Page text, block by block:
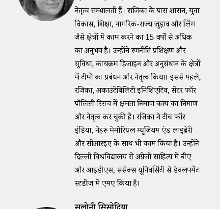
नेतृत्व सम्भालती हैं। राजिका के पास शासन, युवा
विकास, शिक्षा, नागरिक-राज्य जुड़ाव और लिंग
जैसे क्षेत्रों में काम करने का 15 वर्षों से अधिक
का अनुभव है। उन्होंने रणनीति प्रशिक्षण और
सुविधा, कार्यक्रम डिजाइन और अनुसंधान के क्षेत्रों
में टीमों का प्रबंधन और नेतृत्व किया। इससे पहले,
रजिका, अकाउंटेबिलिटी इनिशिएटिव, सेंटर फॉर
पॉलिसी रिसर्च में क्षमता निर्माण कार्य का निर्माण
और नेतृत्व कर चुकी हैं। रजिका ने टीच फॉर
इंडिया, नेहरू मेमोरियल म्यूजियम एंड लाइब्रेरी
और सीआरईए के साथ भी काम किया है। उन्होंने
दिल्ली विश्वविद्यालय से अंग्रेजी साहित्य में बीए
और आईडीएस, ससेक्स यूनिवर्सिटी से डेवलपमेंट
स्टडीज़ में एमए किया है।